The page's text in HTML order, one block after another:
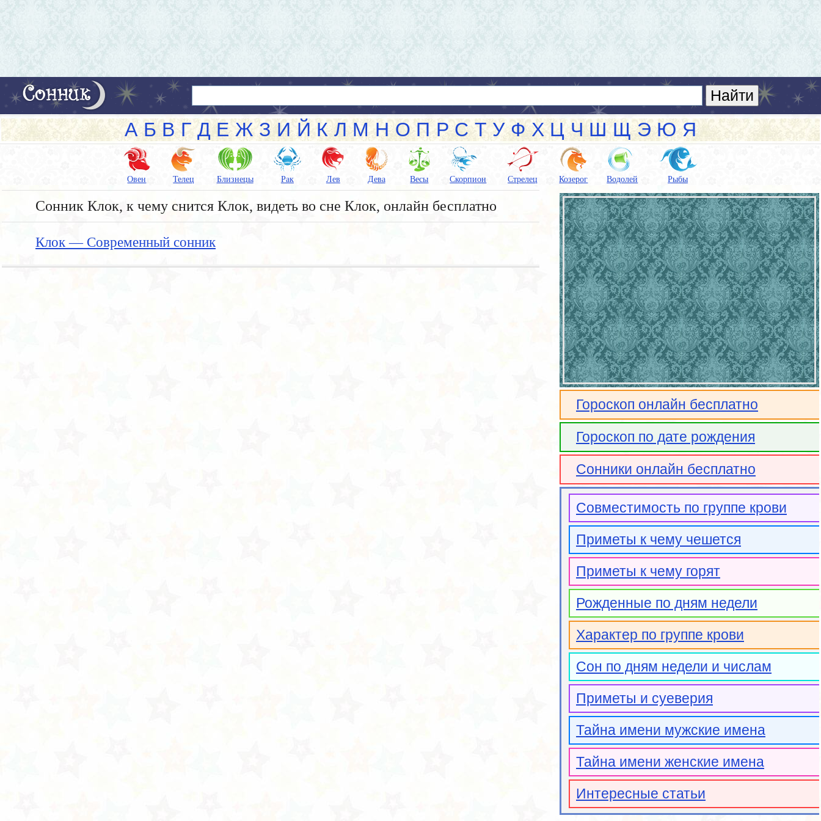
А Б В Г Д Е Ж З И Й К Л М Н О П Р С Т У Ф Х Ц Ч Ш Щ Э Ю Я
Овен Телец Близнецы Рак Лев Дева Весы Скорпион Стрелец Козерог Водолей Рыбы
Сонник Клок, к чему снится Клок, видеть во сне Клок, онлайн бесплатно
Клок — Современный сонник
Гороскоп онлайн бесплатно
Гороскоп по дате рождения
Сонники онлайн бесплатно
Совместимость по группе крови
Приметы к чему чешется
Приметы к чему горят
Рожденные по дням недели
Характер по группе крови
Сон по дням недели и числам
Приметы и суеверия
Тайна имени мужские имена
Тайна имени женские имена
Интересные статьи